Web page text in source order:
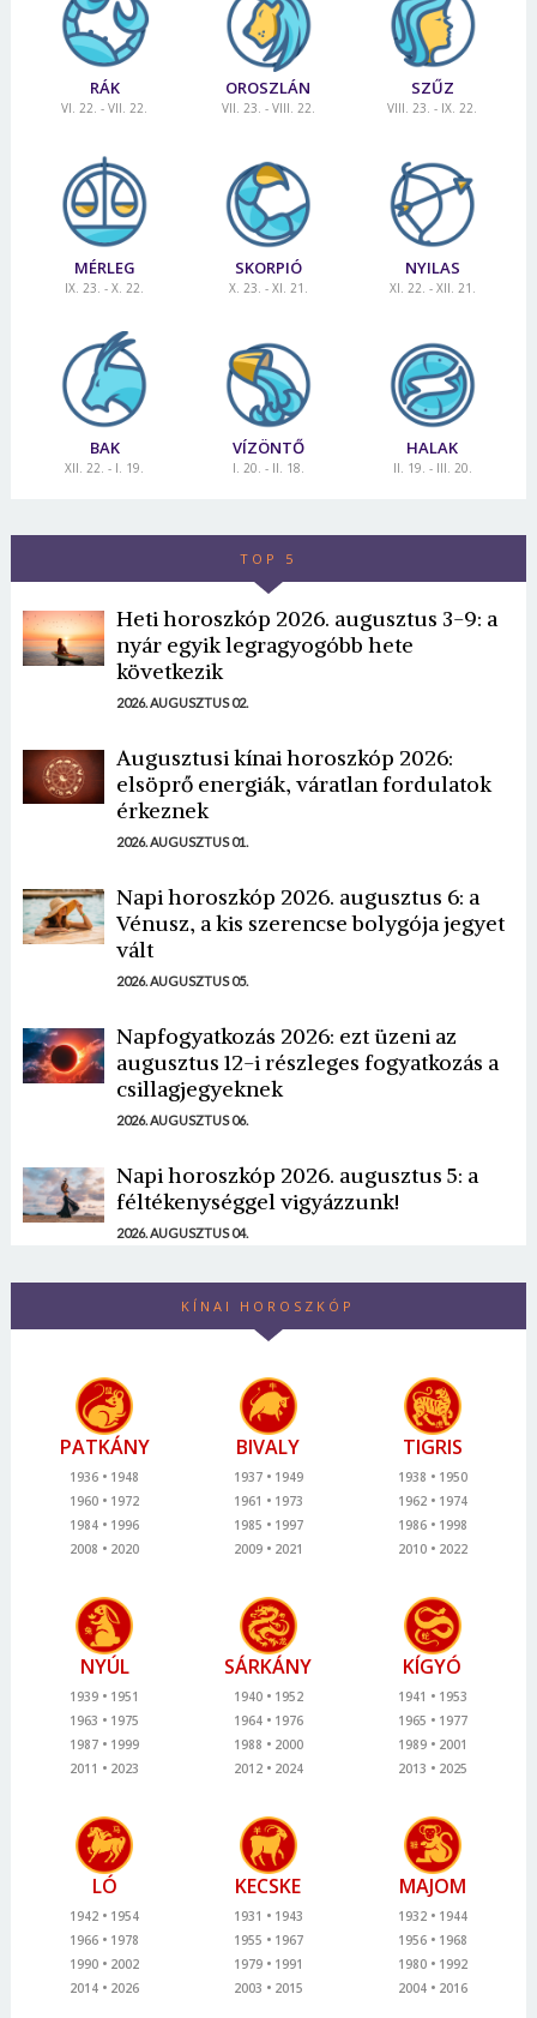
RÁK
VI. 22. - VII. 22.
OROSZLÁN
VII. 23. - VIII. 22.
SZŰZ
VIII. 23. - IX. 22.
MÉRLEG
IX. 23. - X. 22.
SKORPIÓ
X. 23. - XI. 21.
NYILAS
XI. 22. - XII. 21.
BAK
XII. 22. - I. 19.
VÍZÖNTŐ
I. 20. - II. 18.
HALAK
II. 19. - III. 20.
TOP 5
Heti horoszkóp 2026. augusztus 3-9: a
nyár egyik legragyogóbb hete
következik
2026. AUGUSZTUS 02.
Augusztusi kínai horoszkóp 2026:
elsöprő energiák, váratlan fordulatok
érkeznek
2026. AUGUSZTUS 01.
Napi horoszkóp 2026. augusztus 6: a
Vénusz, a kis szerencse bolygója jegyet
vált
2026. AUGUSZTUS 05.
Napfogyatkozás 2026: ezt üzeni az
augusztus 12-i részleges fogyatkozás a
csillagjegyeknek
2026. AUGUSZTUS 06.
Napi horoszkóp 2026. augusztus 5: a
féltékenységgel vigyázzunk!
2026. AUGUSZTUS 04.
KÍNAI HOROSZKÓP
PATKÁNY
1936
1948
1960
1972
1984
1996
2008
2020
BIVALY
1937
1949
1961
1973
1985
1997
2009
2021
TIGRIS
1938
1950
1962
1974
1986
1998
2010
2022
NYÚL
1939
1951
1963
1975
1987
1999
2011
2023
SÁRKÁNY
1940
1952
1964
1976
1988
2000
2012
2024
KÍGYÓ
1941
1953
1965
1977
1989
2001
2013
2025
LÓ
1942
1954
1966
1978
1990
2002
2014
2026
KECSKE
1931
1943
1955
1967
1979
1991
2003
2015
MAJOM
1932
1944
1956
1968
1980
1992
2004
2016